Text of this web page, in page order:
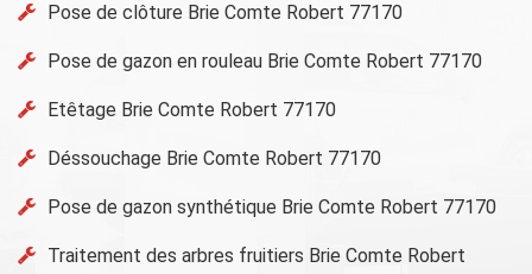
Pose de clôture Brie Comte Robert 77170
Pose de gazon en rouleau Brie Comte Robert 77170
Etêtage Brie Comte Robert 77170
Déssouchage Brie Comte Robert 77170
Pose de gazon synthétique Brie Comte Robert 77170
Traitement des arbres fruitiers Brie Comte Robert